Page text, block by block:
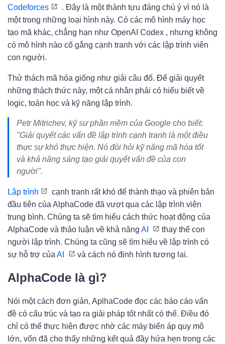
Codeforces
. Đây là một thành tựu đáng chú ý vì nó là
một trong những loại hình này. Có các mô hình máy học
tạo mã khác, chẳng hạn như OpenAI Codex , nhưng không
có mô hình nào cố gắng cạnh tranh với các lập trình viên
con người.
Thử thách mã hóa giống như giải câu đố. Để giải quyết
những thách thức này, một cá nhân phải có hiểu biết về
logic, toán học và kỹ năng lập trình.
Petr Mitrichev, kỹ sư phần mềm của Google cho biết:
"Giải quyết các vấn đề lập trình cạnh tranh là một điều
thực sự khó thực hiện. Nó đòi hỏi kỹ năng mã hóa tốt
và khả năng sáng tạo giải quyết vấn đề của con
người".
Lập trình
cạnh tranh rất khó để thành thạo và phiên bản
đầu tiên của AlphaCode đã vượt qua các lập trình viên
trung bình. Chúng ta sẽ tìm hiểu cách thức hoạt động của
AlphaCode và thảo luận về khả năng AI
thay thế con
người lập trình. Chúng ta cũng sẽ tìm hiểu về lập trình có
sự hỗ trợ của AI và cách nó định hình tương lai.
AlphaCode là gì?
Nói một cách đơn giản, AplhaCode đọc các báo cáo vấn
đề có cấu trúc và tạo ra giải pháp tốt nhất có thể. Điều đó
chỉ có thể thực hiện được nhờ các máy biến áp quy mô
lớn, vốn đã cho thấy những kết quả đầy hứa hẹn trong các